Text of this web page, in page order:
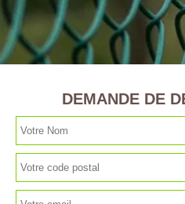
DEMANDE DE